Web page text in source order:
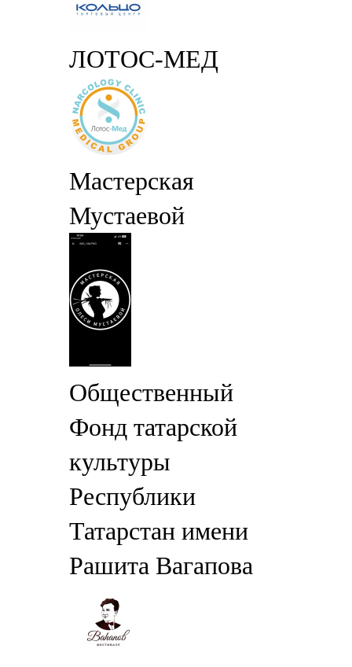
ЛОТОС-МЕД
Мастерская
Мустаевой
Общественный
Фонд татарской
культуры
Республики
Татарстан имени
Рашита Вагапова